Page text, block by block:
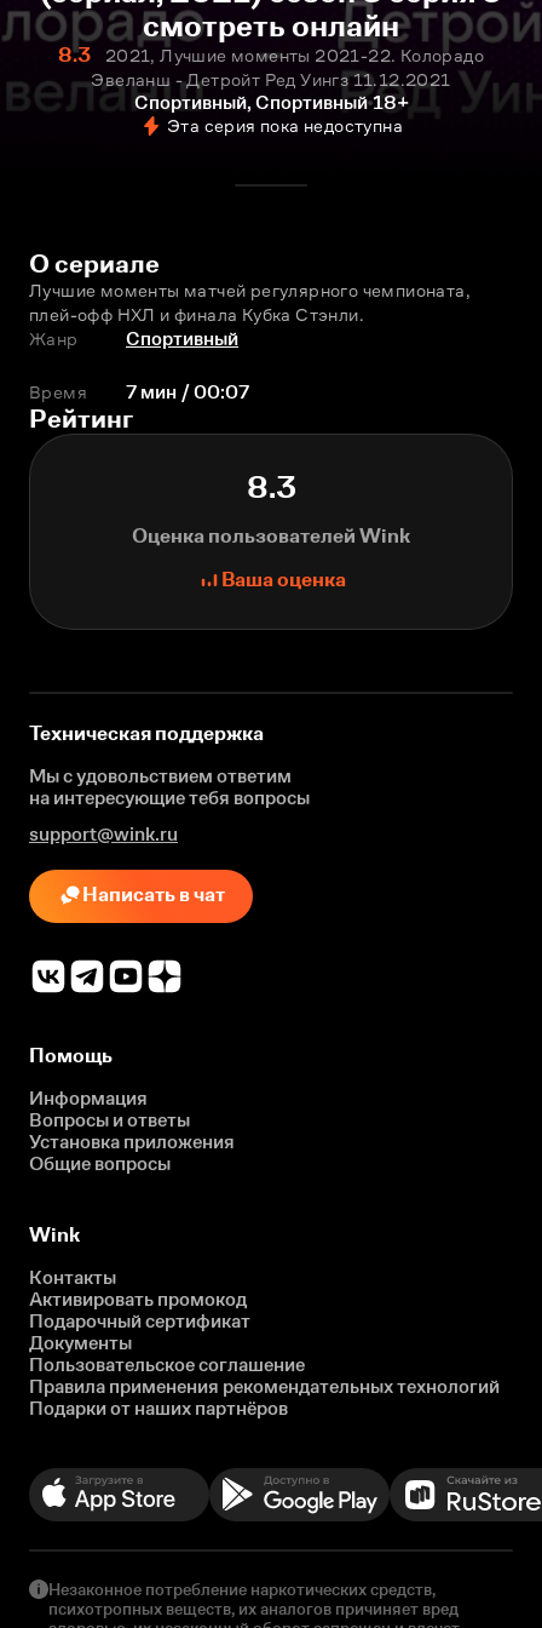
смотреть онлайн
8.3
2021, Лучшие моменты 2021-22. Колорадо
Эвеланш - Детройт Ред Уингз 11.12.2021
Спортивный, Спортивный 18+
Эта серия пока недоступна
О сериале
Лучшие моменты матчей регулярного чемпионата,
плей-офф НХЛ и финала Кубка Стэнли.
Жанр
Спортивный
Время 7 мин / 00:07
Рейтинг
8.3
Оценка пользователей Wink
Ваша оценка
Техническая поддержка
Мы с удовольствием ответим
на интересующиетебя вопросы
support@wink.ru
Написать в чат
Помощь
Информация
Вопросы и ответы
Установка приложения
Общие вопросы
Wink
Контакты
Активировать промокод
Подарочный сертификат
Документы
Пользовательское соглашение
Правила применения рекомендательных технологий
Подарки от наших партнёров
Незаконное потребление наркотических средств,
психотропных веществ, их аналогов причиняет вред